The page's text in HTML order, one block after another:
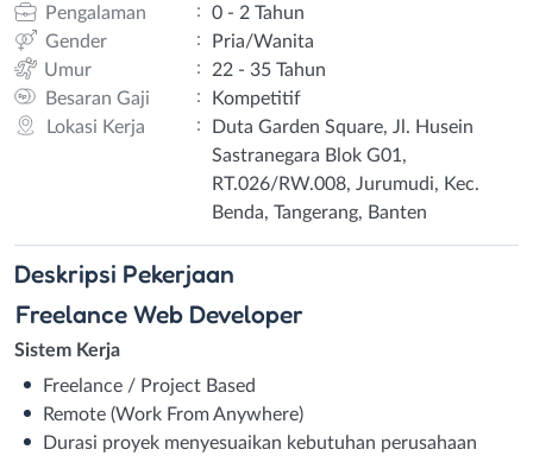
Pengalaman
:
0 - 2 Tahun
Gender
:
Pria/Wanita
Umur
:
22 - 35 Tahun
Besaran Gaji
:
Kompetitif
Lokasi Kerja
:
Duta Garden Square, Jl. Husein
Sastranegara Blok G01,
RT.026/RW.008, Jurumudi, Kec.
Benda, Tangerang, Banten
Deskripsi Pekerjaan
Freelance Web Developer
Sistem Kerja
Freelance / Project Based
Remote (Work From Anywhere)
Durasi proyek menyesuaikan kebutuhan perusahaan